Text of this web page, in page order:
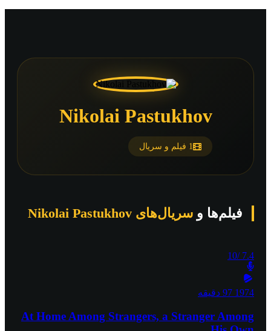
Nikolai Pastukhov
1 فیلم و سریال
فیلم‌ها و سریال‌های Nikolai Pastukhov
7.4
/10
1974 97 دقیقه
At Home Among Strangers, a Stranger Among